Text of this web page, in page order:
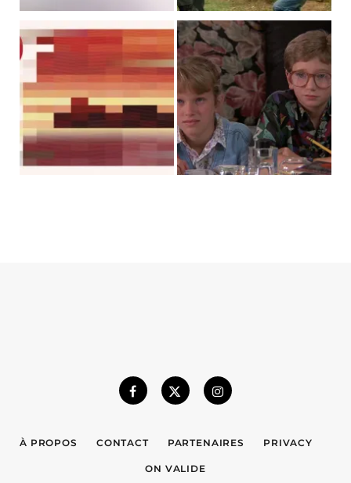
À PROPOS CONTACT PARTENAIRES PRIVACY
ON VALIDE